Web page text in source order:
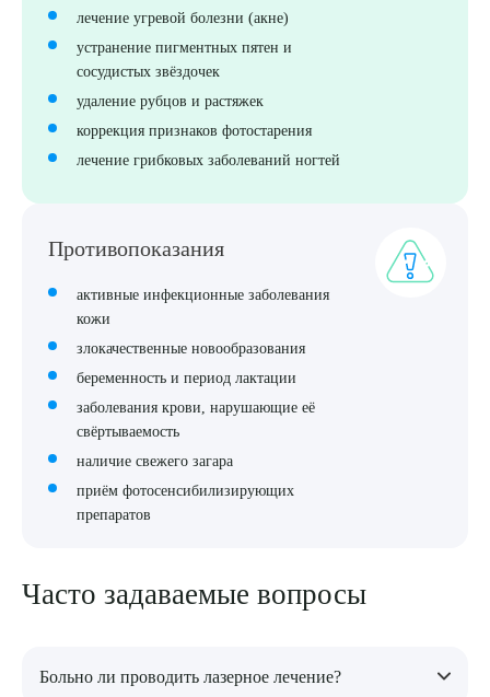
лечение угревой болезни (акне)
устранение пигментных пятен и
сосудистых звёздочек
удаление рубцов и растяжек
коррекция признаков фотостарения
лечение грибковых заболеваний ногтей
Противопоказания
активные инфекционные заболевания
кожи
злокачественные новообразования
беременность и период лактации
заболевания крови, нарушающие её
свёртываемость
наличие свежего загара
приём фотосенсибилизирующих
препаратов
Часто задаваемые вопросы
Больно ли проводить лазерное лечение?